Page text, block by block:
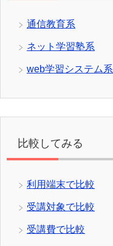
通信教育系
ネット学習塾系
web学習システム系
比較してみる
利用端末で比較
受講対象で比較
受講費で比較